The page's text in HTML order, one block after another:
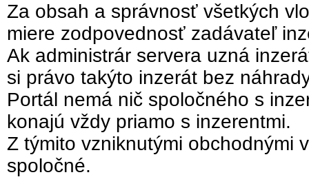
Za obsah a správnosť všetkých
miere zodpovednosť zadávateľ
Ak administrár servera uzná
si právo takýto inzerát bez
Portál nemá nič spoločného s
konajú vždy priamo s inzerentmi.
Z týmito vzniknutými obchodnými
spoločné.